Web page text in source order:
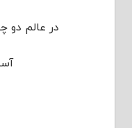
در عالم دو